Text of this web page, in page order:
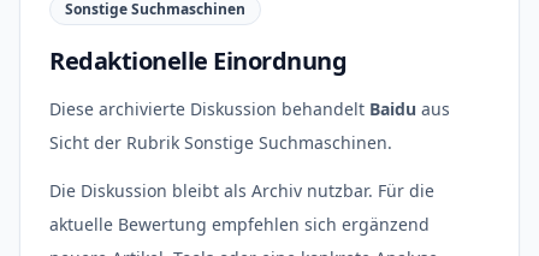
Sonstige Suchmaschinen
Redaktionelle Einordnung
Diese archivierte Diskussion behandelt Baidu aus
Sicht der Rubrik Sonstige Suchmaschinen.
Die Diskussion bleibt als Archiv nutzbar. Für die
aktuelle Bewertung empfehlen sich ergänzend